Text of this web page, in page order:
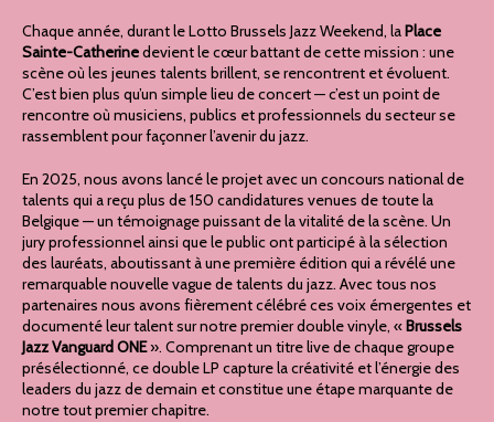
Chaque année, durant le Lotto Brussels Jazz Weekend, laPlace
Sainte-Catherinedevient le cœur battant de cette mission : une
scène où les jeunes talents brillent, se rencontrent et évoluent.
C’est bien plus qu’un simple lieu de concert — c’est un point de
rencontre où musiciens, publics et professionnels du secteur se
rassemblent pour façonner l’avenir du jazz.
En 2025, nous avons lancé le projet avec un concours national de
talents qui a reçu plus de 150 candidatures venues de toute la
Belgique — un témoignage puissant de la vitalité de la scène. Un
jury professionnel ainsi que le public ont participé à la sélection
des lauréats, aboutissant à une première édition qui a révélé une
remarquable nouvelle vague de talents du jazz. Avec tous nos
partenaires nous avons fièrement célébré ces voix émergentes et
documenté leur talent sur notre premier double vinyle, «Brussels
Jazz Vanguard ONE». Comprenant un titre live de chaque groupe
présélectionné, ce double LP capture la créativité et l’énergie des
leaders du jazz de demain et constitue une étape marquante de
notre tout premier chapitre.